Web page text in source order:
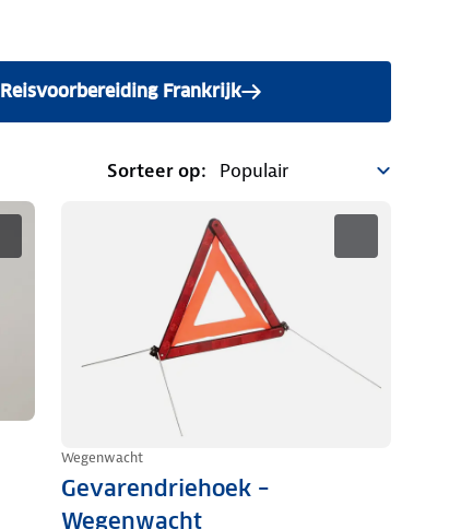
Reisvoorbereiding Frankrijk
Sorteer op:
Wegenwacht
Gevarendriehoek –
Wegenwacht